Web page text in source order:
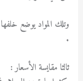
وتلك المواد يوضع
.
ثالثا مقايسة الأسعار :